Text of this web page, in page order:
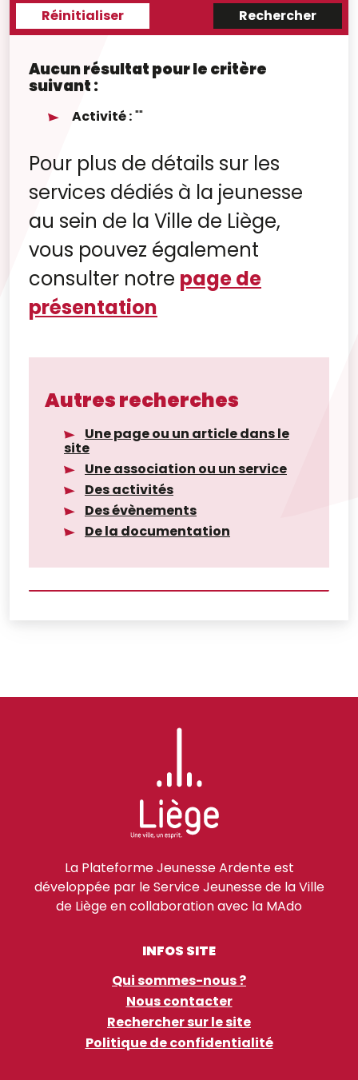
Aucun résultat pour le critère
suivant :
Activité :""
Pour plus de détails sur les
services dédiés à la jeunesse
au sein de la Ville de Liège,
vous pouvez également
consulter notre page de
présentation
Autres recherches
Une page ou un article dans le
site
Une association ou un service
Des activités
Des évènements
De la documentation
La Plateforme Jeunesse Ardente est
développée par le Service Jeunesse de la Ville
de Liège en collaboration avec la MAdo
INFOS SITE
Qui sommes-nous ?
Nous contacter
Rechercher sur le site
Politique de confidentialité